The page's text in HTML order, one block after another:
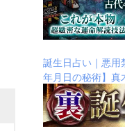
誕生日占い｜悪
年月日の秘術】真